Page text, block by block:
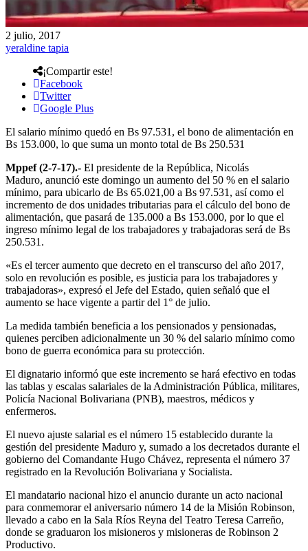
2 julio, 2017
yeraldine tapia
¡Compartir este!
Facebook
Twitter
Google Plus
El salario mínimo quedó en Bs 97.531, el bono de alimentación en
Bs 153.000, lo que suma un monto total de Bs 250.531
Mppef (2-7-17).- El presidente de la República, Nicolás
Maduro, anunció este domingo un aumento del 50 % en el salario
mínimo, para ubicarlo de Bs 65.021,00 a Bs 97.531, así como el
incremento de dos unidades tributarias para el cálculo del bono de
alimentación, que pasará de 135.000 a Bs 153.000, por lo que el
ingreso mínimo legal de los trabajadores y trabajadoras será de Bs
250.531.
«Es el tercer aumento que decreto en el transcurso del año 2017,
solo en revolución es posible, es justicia para los trabajadores y
trabajadoras», expresó el Jefe del Estado, quien señaló que el
aumento se hace vigente a partir del 1° de julio.
La medida también beneficia a los pensionados y pensionadas,
quienes perciben adicionalmente un 30 % del salario mínimo como
bono de guerra económica para su protección.
El dignatario informó que este incremento se hará efectivo en todas
las tablas y escalas salariales de la Administración Pública, militares,
Policía Nacional Bolivariana (PNB), maestros, médicos y
enfermeros.
El nuevo ajuste salarial es el número 15 establecido durante la
gestión del presidente Maduro y, sumado a los decretados durante el
gobierno del Comandante Hugo Chávez, representa el número 37
registrado en la Revolución Bolivariana y Socialista.
El mandatario nacional hizo el anuncio durante un acto nacional
para conmemorar el aniversario número 14 de la Misión Robinson,
llevado a cabo en la Sala Ríos Reyna del Teatro Teresa Carreño,
donde se graduaron los misioneros y misioneras de Robinson 2
Productivo.